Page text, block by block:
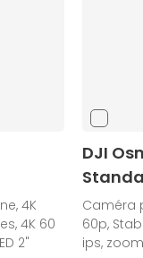
4K
4K 60
2"
DJI
Caméra
60p,
ips,